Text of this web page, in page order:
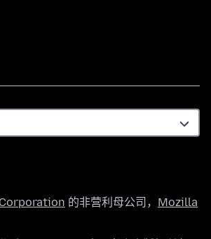
的非营利母公司， Mozilla